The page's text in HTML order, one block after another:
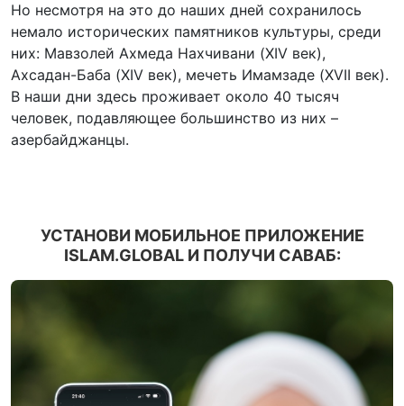
Но несмотря на это до наших дней сохранилось
немало исторических памятников культуры, среди
них: Мавзолей Ахмеда Нахчивани (XIV век),
Ахсадан-Баба (XIV век), мечеть Имамзаде (XVII век).
В наши дни здесь проживает около 40 тысяч
человек, подавляющее большинство из них –
азербайджанцы.
УСТАНОВИ МОБИЛЬНОЕ ПРИЛОЖЕНИЕ
ISLAM.GLOBAL И ПОЛУЧИ САВАБ: